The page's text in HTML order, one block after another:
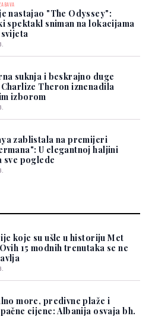
nastajao "The Odyssey":
spektakl sniman na lokacijama
suknja i beskrajno duge
Theron iznenadila
izborom
zablistala na premijeri
U elegantnoj haljini
sve poglede
koje su ušle u historiju Met
15 modnih trenutaka se ne
more, predivne plaže i
cijene: Albanija osvaja bh.